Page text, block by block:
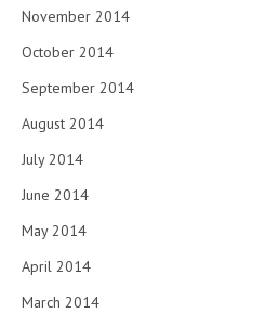
November 2014
October 2014
September 2014
August 2014
July 2014
June 2014
May 2014
April 2014
March 2014